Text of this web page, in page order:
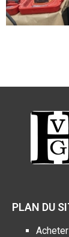
PLAN DU
Acheter